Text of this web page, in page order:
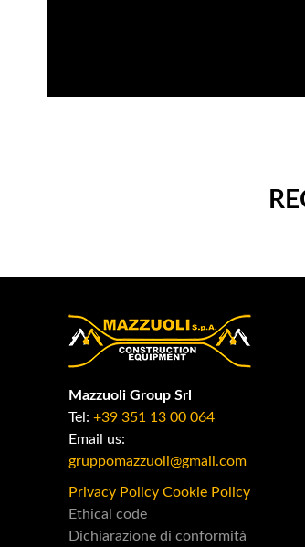
Mazzuoli Group Srl
Tel: +39 351 13 00 064
Email us:
gruppomazzuoli@gmail.com
Privacy Policy Cookie Policy
Ethical code
Dichiarazione di conformità